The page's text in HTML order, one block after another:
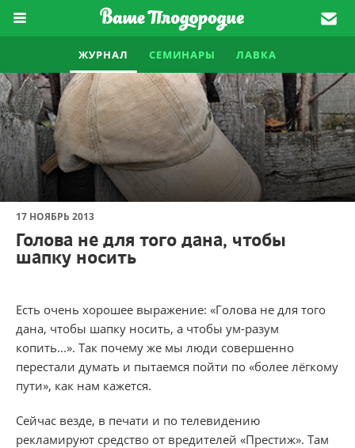
ЖУРНАЛ СЕМИНАРЫ ЛАВКА
17 НОЯБРЬ 2013
Голова не для того дана, чтобы
шапку носить
Есть очень хорошее выражение: «Голова не для того
дана, чтобы шапку носить, а чтобы ум-разум
копить...». Так почему же мы люди совершенно
перестали думать и пытаемся пойти по «более лёгкому
пути», как нам кажется.
Сейчас везде, в печати и по телевидению
рекламируют средство от вредителей «Престиж». Там